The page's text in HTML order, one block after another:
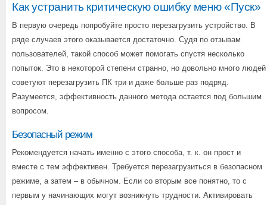
Как устранить критическую ошибку меню «Пуск»
В первую очередь попробуйте просто перезагрузить устройство. В
ряде случаев этого оказывается достаточно. Судя по отзывам
пользователей, такой способ может помогать спустя несколько
попыток. Это в некоторой степени странно, но довольно много людей
советуют перезагрузить ПК три и даже больше раз подряд.
Разумеется, эффективность данного метода остается под большим
вопросом.
Безопасный режим
Рекомендуется начать именно с этого способа, т. к. он прост и
вместе с тем эффективен. Требуется перезагрузиться в безопасном
режиме, а затем – в обычном. Если со вторым все понятно, то с
первым у начинающих могут возникнуть трудности. Активировать